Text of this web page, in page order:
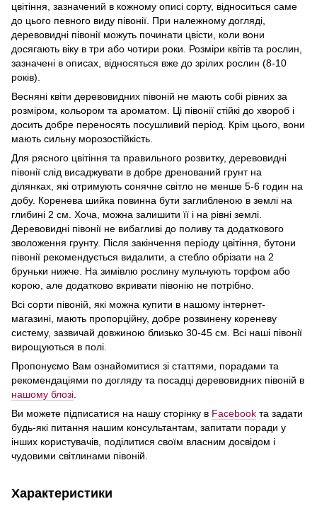
цвітіння, зазначений в кожному описі сорту, відноситься саме
до цього певного виду півонії. При належному догляді,
деревовидні півонії можуть починати цвісти, коли вони
досягають віку в три або чотири роки. Розміри квітів та рослин,
зазначені в описах, відносяться вже до зрілих рослин (8-10
років).
Весняні квіти деревовидних півоній не мають собі рівних за
розміром, кольором та ароматом. Ці півонії стійкі до хвороб і
досить добре переносять посушливий період. Крім цього, вони
мають сильну морозостійкість.
Для рясного цвітіння та правильного розвитку, деревовидні
півонії слід висаджувати в добре дренований грунт на
ділянках, які отримують сонячне світло не менше 5-6 годин на
добу. Коренева шийка повинна бути заглибленою в землі на
глибині 2 см. Хоча, можна залишити її і на рівні землі.
Деревовидні півонії не вибагливі до поливу та додаткового
зволоження грунту. Після закінчення періоду цвітіння, бутони
півонії рекомендується видалити, а стебло обрізати на 2
бруньки нижче. На зимівлю рослину мульчують торфом або
корою, але додатково вкривати півонію не потрібно.
Всі сорти півоній, які можна купити в нашому інтернет-
магазині, мають пропорційну, добре розвинену кореневу
систему, зазвичай довжиною близько 30-45 см. Всі наші півонії
вирощуються в полi.
Пропонуємо Вам ознайомитися зі статтями, порадами та
рекомендаціями по догляду та посадці деревовидних півоній в
нашому блозі
Ви можете підписатися на нашу сторінку в Facebook та задати
будь-які питання нашим консультантам, запитати поради у
інших користувачів, поділитися своїм власним досвідом і
чудовими свiтлинами півоній.
Характеристики